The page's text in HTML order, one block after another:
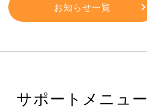
お知らせ一覧
サポートメニュー